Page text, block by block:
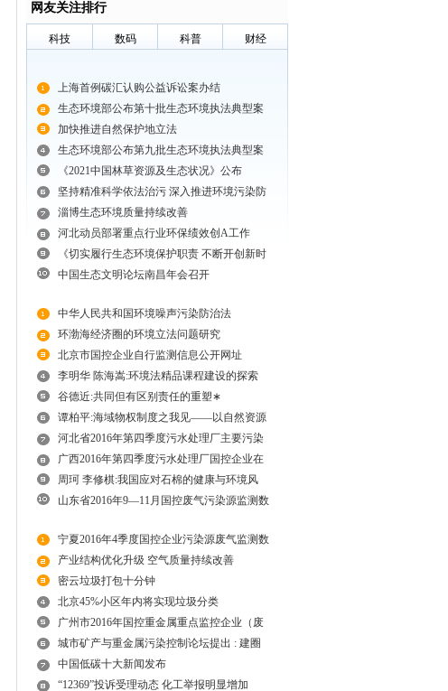
网友关注排行
科技 数码 科普 财经
上海首例碳汇认购公益诉讼案办结
生态环境部公布第十批生态环境执法典型案
加快推进自然保护地立法
生态环境部公布第九批生态环境执法典型案
《2021中国林草资源及生态状况》公布
坚持精准科学依法治污 深入推进环境污染防
淄博生态环境质量持续改善
河北动员部署重点行业环保绩效创A工作
《切实履行生态环境保护职责 不断开创新时
中国生态文明论坛南昌年会召开
中华人民共和国环境噪声污染防治法
环渤海经济圈的环境立法问题研究
北京市国控企业自行监测信息公开网址
李明华 陈海嵩:环境法精品课程建设的探索
谷德近:共同但有区别责任的重塑∗
谭柏平:海域物权制度之我见——以自然资源
河北省2016年第四季度污水处理厂主要污染
广西2016年第四季度污水处理厂国控企业在
周珂 李修棋:我国应对石棉的健康与环境风
山东省2016年9—11月国控废气污染源监测数
宁夏2016年4季度国控企业污染源废气监测数
产业结构优化升级 空气质量持续改善
密云垃圾打包十分钟
北京45%小区年内将实现垃圾分类
广州市2016年国控重金属重点监控企业（废
城市矿产与重金属污染控制论坛提出 : 建圈
中国低碳十大新闻发布
“12369”投诉受理动态 化工举报明显增加